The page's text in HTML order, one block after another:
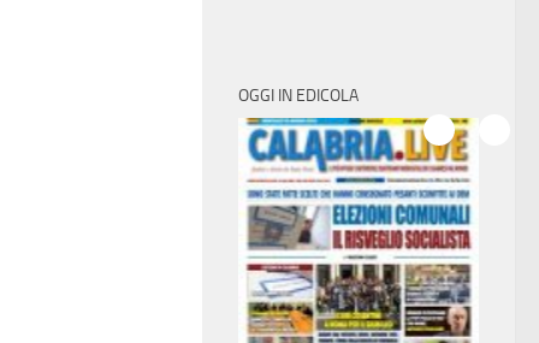
OGGI IN EDICOLA